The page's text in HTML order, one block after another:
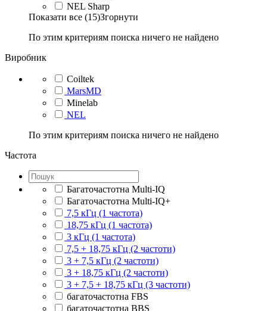
NEL Sharp
Показати все (15)Згорнути
По этим критериям поиска ничего не найдено
Виробник
Coiltek
MarsMD
Minelab
NEL
По этим критериям поиска ничего не найдено
Частота
Багаточастотна Multi-IQ
Багаточастотна Multi-IQ+
7,5 кГц (1 частота)
18,75 кГц (1 частота)
3 кГц (1 частота)
7,5 + 18,75 кГц (2 частоти)
3 + 7,5 кГц (2 частоти)
3 + 18,75 кГц (2 частоти)
3 + 7,5 + 18,75 кГц (3 частоти)
багаточастотна FBS
багаточастотна BBS